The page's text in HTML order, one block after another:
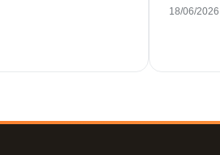
18/06/2026